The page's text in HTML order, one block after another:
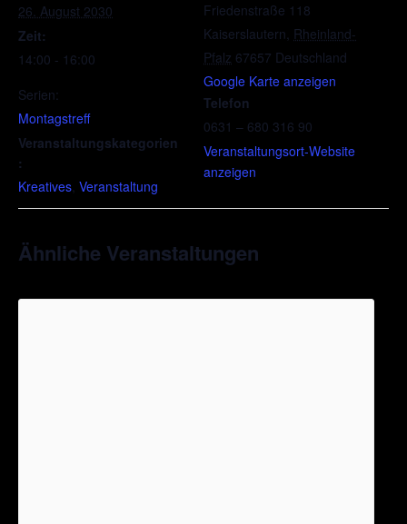
26. August 2030
Zeit:
14:00 - 16:00
Serien:
Montagstreff
Veranstaltungskategorien
:
Kreatives, Veranstaltung
Friedenstraße 118
Kaiserslautern, Rheinland-
Pfalz 67657 Deutschland
Google Karte anzeigen
Telefon
0631 – 680 316 90
Veranstaltungsort-Website
anzeigen
Ähnliche Veranstaltungen